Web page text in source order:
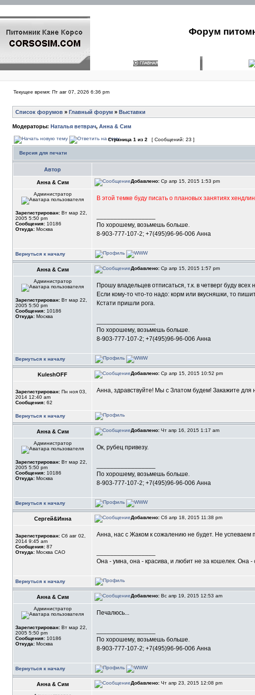
Форум
Текущее время: Пт авг 07, 2026 6:36 pm
Список форумов » Главный форум » Выставки
Модераторы: Наталья ветврач, Анна & Сим
Страница 1 из 2 [ Сообщений: 23 ]
Версия для печати
Автор
Анна & Сим Добавлено: Ср апр 15, 2015 1:53 pm
Администратор
Зарегистрирован: Вт мар 22,
2005 5:50 pm
Сообщения: 10186
Откуда: Москва
В этой темке буду писать о плановых занятиях
По хорошему, возьмешь больше.
8-903-777-107-2; +7(495)96-96-006 Анна
Вернуться к началу
Анна & Сим Добавлено: Ср апр 15, 2015 1:57 pm
Администратор
Зарегистрирован: Вт мар 22,
2005 5:50 pm
Сообщения: 10186
Откуда: Москва
Прошу владельцев отписаться, т.к. в четверг буду
Если кому-то что-то надо: корм или вкусняшки, то
Кстати пришли рога.
По хорошему, возьмешь больше.
8-903-777-107-2; +7(495)96-96-006 Анна
Вернуться к началу
KuleshOFF Добавлено: Ср апр 15, 2015 10:52 pm
Зарегистрирован: Пн ноя 03,
2014 12:40 am
Сообщения: 62
Анна, здравствуйте! Мы с Златом будем! Закажите для
Вернуться к началу
Анна & Сим Добавлено: Чт апр 16, 2015 1:17 am
Администратор
Зарегистрирован: Вт мар 22,
2005 5:50 pm
Сообщения: 10186
Откуда: Москва
Ок, рубец привезу.
По хорошему, возьмешь больше.
8-903-777-107-2; +7(495)96-96-006 Анна
Вернуться к началу
Сергей&Инна Добавлено: Сб апр 18, 2015 11:38 pm
Зарегистрирован: Сб авг 02,
2014 9:45 am
Сообщения: 87
Откуда: Москва САО
Анна, нас с Жаком к сожалению не будет. Не успеваем
Она - умна, она - красива, и любит не за кошелек. Она
Вернуться к началу
Анна & Сим Добавлено: Вс апр 19, 2015 12:53 am
Администратор
Зарегистрирован: Вт мар 22,
2005 5:50 pm
Сообщения: 10186
Откуда: Москва
Печалюсь...
По хорошему, возьмешь больше.
8-903-777-107-2; +7(495)96-96-006 Анна
Вернуться к началу
Анна & Сим Добавлено: Чт апр 23, 2015 12:08 pm